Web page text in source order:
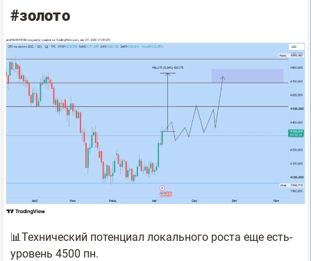
#золото
📊Технический потенциал локального роста еще есть-
уровень 4500 пн.